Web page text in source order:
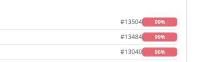
#13504 99%
#13484 99%
#13040 96%